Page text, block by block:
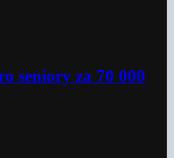
seniory za 70 000